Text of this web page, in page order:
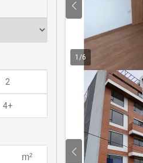
1 /6
2
4+